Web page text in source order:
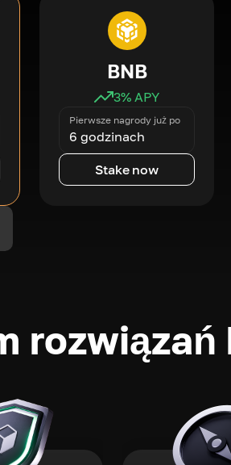
BNB
3% APY
Pierwsze nagrody już po
6 godzinach
Stake now